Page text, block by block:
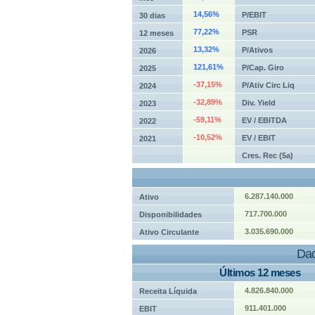
30 dias 14,56% P/EBIT
12 meses 77,22% PSR
2026 13,32% P/Ativos
2025 121,61% P/Cap. Giro
2024 -37,15% P/Ativ Circ Liq
2023 -32,89% Div. Yield
2022 -59,11% EV / EBITDA
2021 -10,52% EV / EBIT
Cres. Rec (5a)
Ativo 6.287.140.000
Disponibilidades 717.700.000
Ativo Circulante 3.035.690.000
Últimos 12 meses
Receita Líquida 4.826.840.000
EBIT 911.401.000